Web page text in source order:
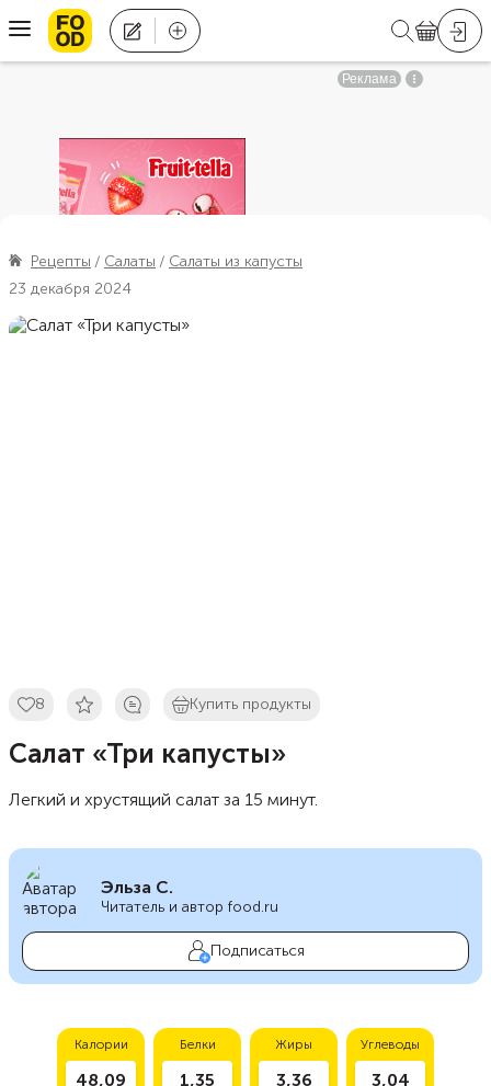
Рецепты Салаты
Салаты из капусты
23 декабря 2024
8 Купить продукты
Салат «Три капусты»
Легкий и хрустящий салат за 15 минут.
Эльза С.
Читатель и автор food.ru
Подписаться
Калории
48,09
Белки
1,35
Жиры
3,36
Углеводы
3,04